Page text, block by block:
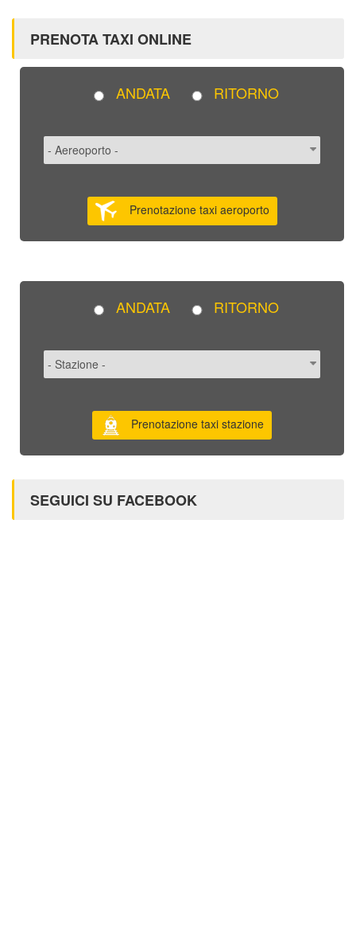
PRENOTA TAXI ONLINE
ANDATA RITORNO
Prenotazione taxi aeroporto
ANDATA RITORNO
Prenotazione taxi stazione
SEGUICI SU FACEBOOK